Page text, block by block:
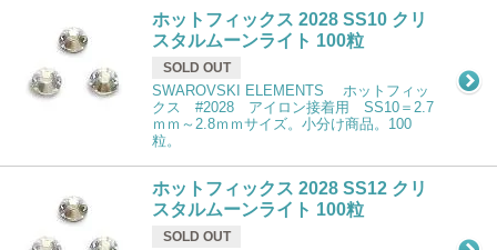
ホットフィックス 2028 SS10 クリ
スタルムーンライト 100粒
SOLD OUT
SWAROVSKI ELEMENTS ホットフィッ
クス #2028 アイロン接着用 SS10＝2.7
ｍｍ～2.8ｍｍサイズ。小分け商品。100
粒。
ホットフィックス 2028 SS12 クリ
スタルムーンライト 100粒
SOLD OUT